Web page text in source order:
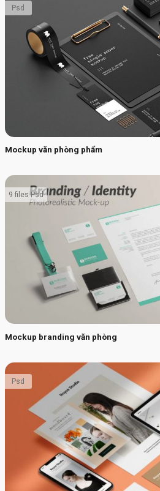
Mockup văn phòng phẩm
Psd
Mockup branding văn phòng
9 files Psd
Psd